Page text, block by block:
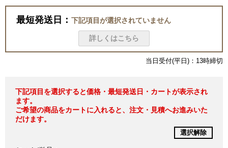
最短発送日： 下記項目が選択されていません
詳しくはこちら
当日受付(平日)：13時締切
下記項目を選択すると価格・最短発送日・カートが表示され
ます。
ご希望の商品をカートに入れると、注文・見積へお進みいた
だけます。
選択解除